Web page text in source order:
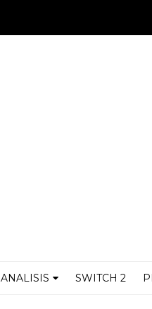
ANALISIS SWITCH 2